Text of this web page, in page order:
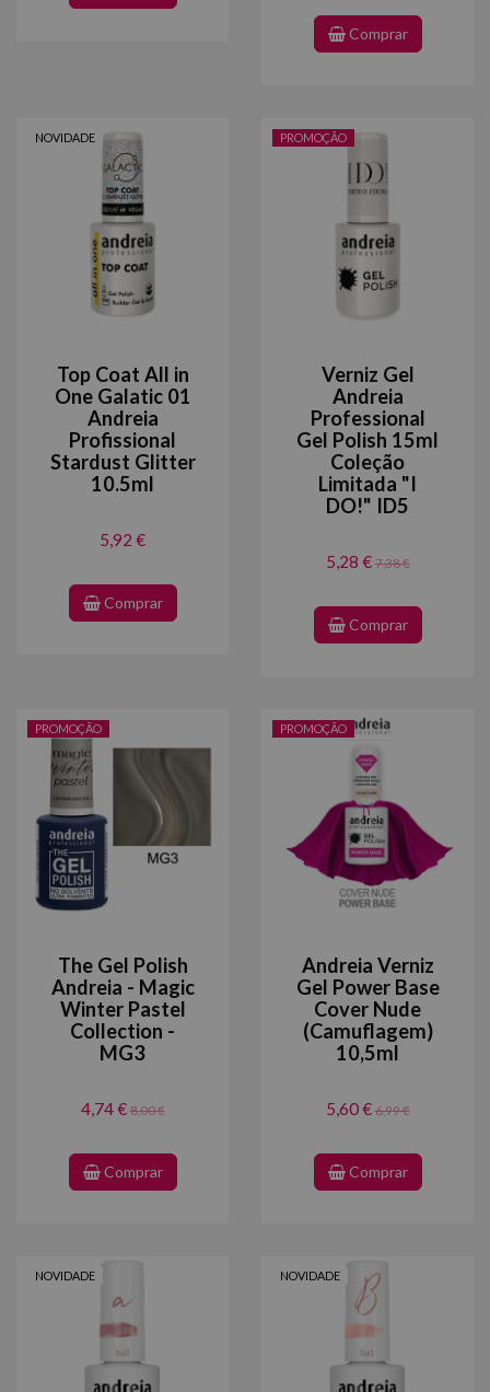
Comprar
NOVIDADE
Top Coat All in
One Galatic 01
Andreia
Profissional
Stardust Glitter
10.5ml
5,92 €
Comprar
PROMOÇÃO
Verniz Gel
Andreia
Professional
Gel Polish 15ml
Coleção
Limitada "I
DO!" ID5
5,28 €7,38 €
Comprar
PROMOÇÃO
The Gel Polish
Andreia - Magic
Winter Pastel
Collection -
MG3
4,74 €8,00 €
Comprar
PROMOÇÃO
Andreia Verniz
Gel Power Base
Cover Nude
(Camuflagem)
10,5ml
5,60 €6,99 €
Comprar
NOVIDADE NOVIDADE